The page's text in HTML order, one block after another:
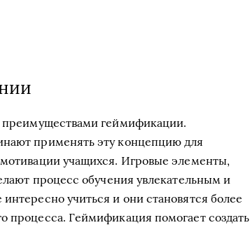
преимуществами геймификации.
применять эту концепцию для
учащихся. Игровые элементы,
процесс обучения увлекательным и
учиться и они становятся более
процесса. Геймификация помогает создать